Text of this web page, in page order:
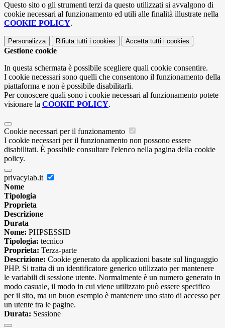
Questo sito o gli strumenti terzi da questo utilizzati si avvalgono di
cookie necessari al funzionamento ed utili alle finalità illustrate nella
COOKIE POLICY.
Personalizza Rifiuta tutti i cookies Accetta tutti i cookies
Gestione cookie
In questa schermata è possibile scegliere quali cookie consentire.
I cookie necessari sono quelli che consentono il funzionamento della
piattaforma e non è possibile disabilitarli.
Per conoscere quali sono i cookie necessari al funzionamento potete
visionare la COOKIE POLICY.
Cookie necessari per il funzionamento
I cookie necessari per il funzionamento non possono essere
disabilitati. È possibile consultare l'elenco nella pagina della cookie
policy.
privacylab.it
Nome
Tipologia
Proprieta
Descrizione
Durata
Nome: PHPSESSID
Tipologia: tecnico
Proprieta: Terza-parte
Descrizione: Cookie generato da applicazioni basate sul linguaggio
PHP. Si tratta di un identificatore generico utilizzato per mantenere
le variabili di sessione utente. Normalmente è un numero generato in
modo casuale, il modo in cui viene utilizzato può essere specifico
per il sito, ma un buon esempio è mantenere uno stato di accesso per
un utente tra le pagine.
Durata: Sessione